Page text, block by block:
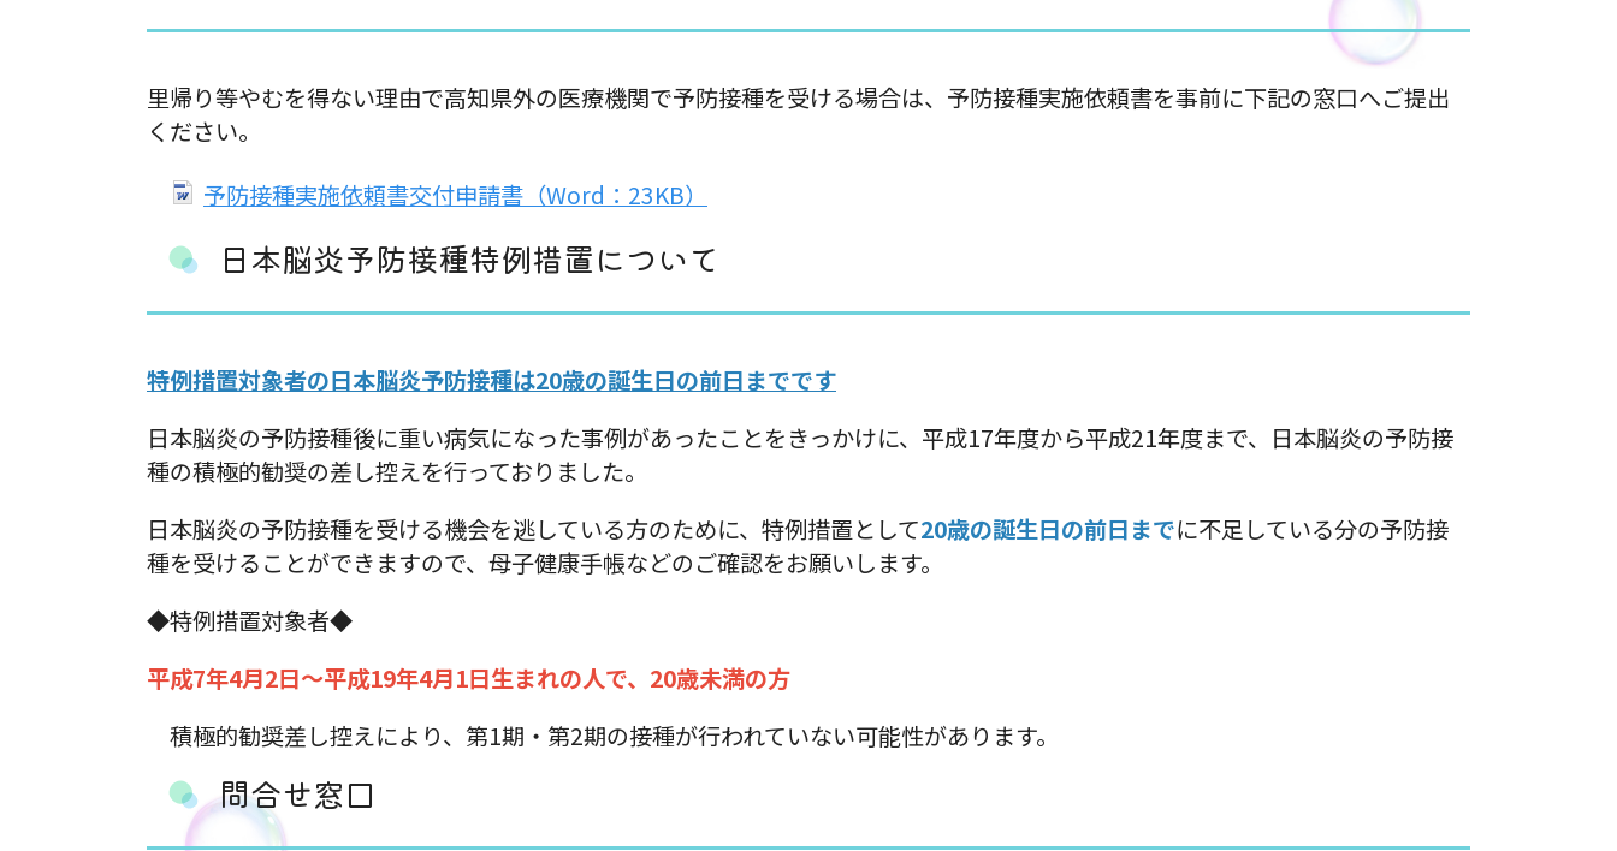
里帰り等やむを得ない理由で高知県外の医療機関で予防接種を受ける場合は、予防接種実施依頼書を事前に下記の窓口へご提出
ください。
予防接種実施依頼書交付申請書（Word：23KB）
日本脳炎予防接種特例措置について
特例措置対象者の日本脳炎予防接種は20歳の誕生日の前日までです
日本脳炎の予防接種後に重い病気になった事例があったことをきっかけに、平成17年度から平成21年度まで、日本脳炎の予防接
種の積極的勧奨の差し控えを行っておりました。
日本脳炎の予防接種を受ける機会を逃している方のために、特例措置として20歳の誕生日の前日までに不足している分の予防接
種を受けることができますので、母子健康手帳などのご確認をお願いします。
◆特例措置対象者◆
平成7年4月2日～平成19年4月1日生まれの人で、20歳未満の方
積極的勧奨差し控えにより、第1期・第2期の接種が行われていない可能性があります。
問合せ窓口